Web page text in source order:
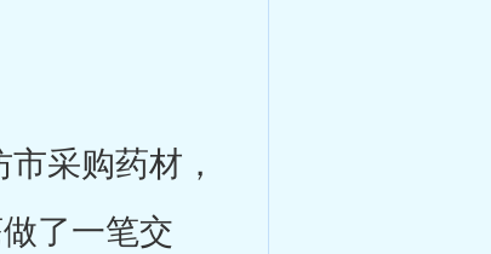
采购药材，
了一笔交